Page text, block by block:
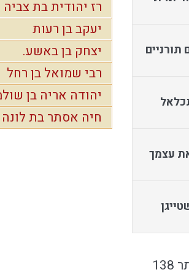
רז יהודית בת צביה
יעקב בן רעות
יצחק בן באשע.
רבי שמואל בן רחל
יהודה אריה בן
חיה אסתר בת לונה
תורניים
עצמך
עכשיו באתר 138